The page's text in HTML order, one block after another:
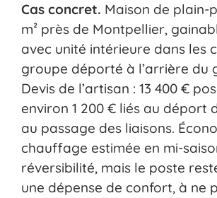
Cas concret. Maison de plain-
m² près de Montpellier,
avec unité intérieure dans les
groupe déporté à l’arrière du
Devis de l’artisan : 13 400 €
environ 1 200 € liés au déport
au passage des liaisons.
chauffage estimée en mi-
réversibilité, mais le poste
une dépense de confort, à ne